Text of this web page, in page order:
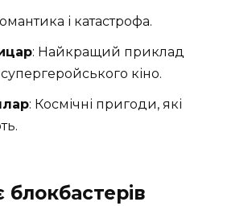
і катастрофа.
: Найкращий приклад
кіно.
: Космічні пригоди, які